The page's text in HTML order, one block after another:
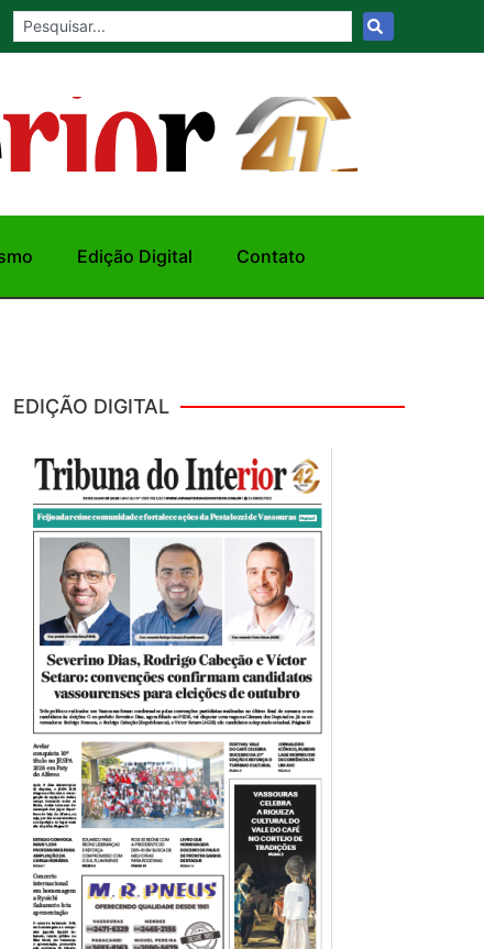
Edição Digital Contato
EDIÇÃO DIGITAL